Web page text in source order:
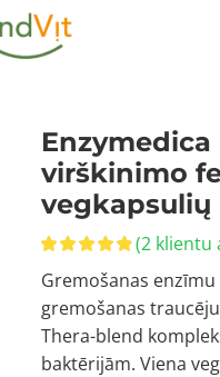
Enzymedica
virškinimo
vegkapsulių
(2 klientu
Gremošanas
gremošanas
Thera-blend
baktērijām. Viena